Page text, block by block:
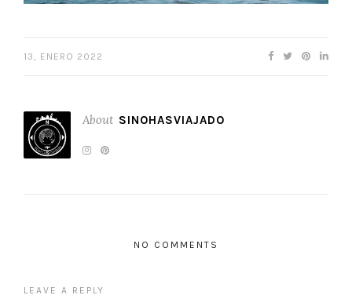
13, ENERO 2022
About SINOHASVIAJADO
NO COMMENTS
LEAVE A REPLY